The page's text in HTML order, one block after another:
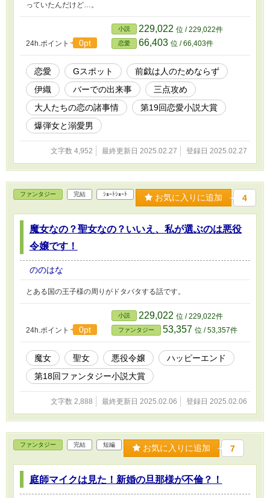
っていたんだけど…。
24h.ポイント 0pt
小説 229,022 位 / 229,022件
恋愛 66,403 位 / 66,403件
恋愛 Gスポット
前戯は人のためならず
伊織
バーでの出来事
三点攻め
大人たちの恋の諸事情
第19回恋愛小説大賞
爆弾女と溺愛男
文字数 4,952 最終更新日 2025.02.27 登録日 2025.02.27
ファンタジー 完結 ｼｮｰﾄｼｮｰﾄ お気に入りに追加 4
魔女なの？聖女なの？いいえ、私が選ぶのは悪役
令嬢です！
ののはな
とある国の王子様の周りがドタバタする話です。
24h.ポイント 0pt
小説 229,022 位 / 229,022件
ファンタジー 53,357 位 / 53,357件
魔女 聖女 悪役令嬢
ハッピーエンド
第18回ファンタジー小説大賞
文字数 2,888 最終更新日 2025.02.06 登録日 2025.02.06
ファンタジー 完結 短編 お気に入りに追加 7
庭師マイクは見た！新婚の旦那様が不倫？！